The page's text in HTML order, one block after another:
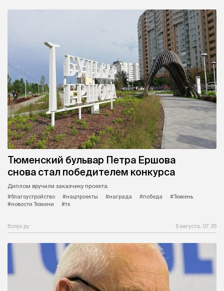
Тюменский бульвар Петра Ершова
снова стал победителем конкурса
Диплом вручили заказчику проекта.
#благоустройство
#нацпроекты #награда #победа
#Тюмень
#новости Тюмени
#тк
Вслух.ру 6 августа, 07:35